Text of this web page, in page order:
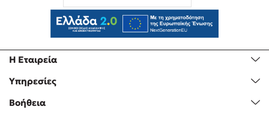
Η Εταιρεία
Υπηρεσίες
Βοήθεια